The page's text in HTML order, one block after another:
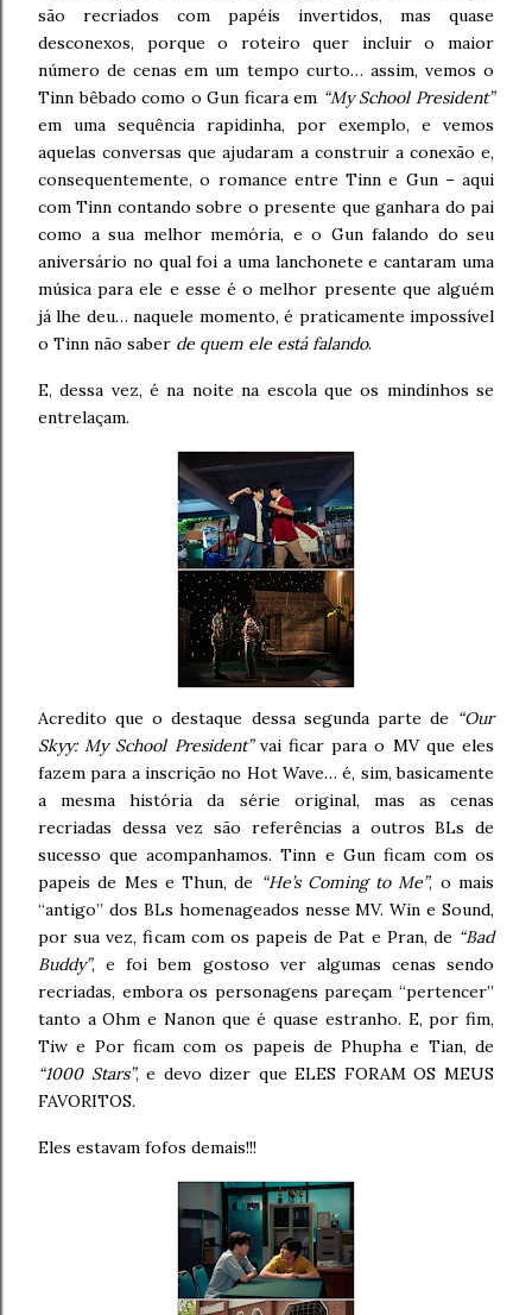
são recriados com papéis invertidos, mas quase
desconexos, porque o roteiro quer incluir o maior
número de cenas em um tempo curto… assim, vemos o
Tinn bêbado como o Gun ficara em “My School President”
em uma sequência rapidinha, por exemplo, e vemos
aquelas conversas que ajudaram a construir a conexão e,
consequentemente, o romance entre Tinn e Gun – aqui
com Tinn contando sobre o presente que ganhara do pai
como a sua melhor memória, e o Gun falando do seu
aniversário no qual foi a uma lanchonete e cantaram uma
música para ele e esse é o melhor presente que alguém
já lhe deu… naquele momento, é praticamente impossível
o Tinn não saber de quem ele está falando.
E, dessa vez, é na noite na escola que os mindinhos se
entrelaçam.
Acredito que o destaque dessa segunda parte de “Our
Skyy: My School President”vai ficar para o MV que eles
fazem para a inscrição no Hot Wave… é, sim, basicamente
a mesma história da série original, mas as cenas
recriadas dessa vez são referências a outros BLs de
sucesso que acompanhamos. Tinn e Gun ficam com os
papeis de Mes e Thun, de “He’s Coming to Me”, o mais
“antigo” dos BLs homenageados nesse MV. Win e Sound,
por sua vez, ficam com os papeis de Pat e Pran, de “Bad
Buddy”, e foi bem gostoso ver algumas cenas sendo
recriadas, embora os personagens pareçam “pertencer”
tanto a Ohm e Nanon que é quase estranho. E, por fim,
Tiw e Por ficam com os papeis de Phupha e Tian, de
“1000 Stars”, e devo dizer que ELES FORAM OS MEUS
FAVORITOS.
Eles estavam fofos demais!!!